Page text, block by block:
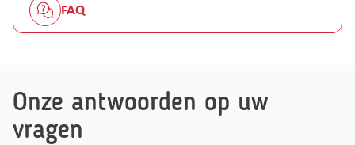
FAQ
Onze antwoorden op uw
vragen